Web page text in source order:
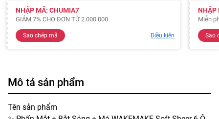
NHẬP MÃ: CHUMIA7
GIẢM 7% CHO ĐƠN TỪ 2.000.000
Sao chép mã Điều kiện
NHẬP
Miễn
Sao
Mô tả sản phẩm
Tên sản phẩm